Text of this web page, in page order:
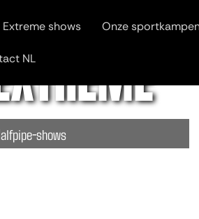
Extreme shows Onze
NL
sportcursussen